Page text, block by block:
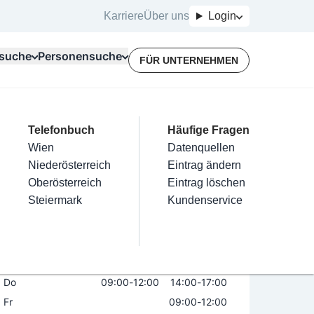
KarriereÜber uns Login
Kategorien
Friseur
Nägel
Haarentfernung
Make-Up
Für Unternehmer
Terminbuchung
Kostenlose Beratung
Top Branchen
Elektriker
Installateure
Maler & Lackierer
Branchen A-Z
Mein Firmeneintrag
Eintrag hinzufügen
Eintrag beanspruchen
Eintrag verwalten
Eintrag bewerben
Personensuche
Telefonbuch
Wien
Niederösterreich
Oberösterreich
Steiermark
Häufige Fragen
Datenquellen
Eintrag ändern
Eintrag löschen
Kundenservice
FÜR UNTERNEHMEN
eGen - Zentrale RB Region Schwechat
Öffnungszeiten
Do
09:00-12:00 14:00-17:00
Fr
09:00-12:00